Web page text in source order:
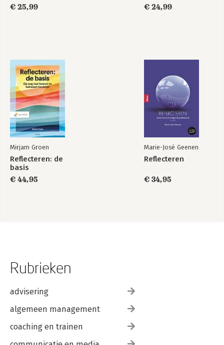
€ 25,99
€ 24,99
Mirjam Groen
Reflecteren: de
basis
€ 44,95
Marie-José Geenen
Reflecteren
€ 34,95
Rubrieken
advisering
algemeen management
coaching en trainen